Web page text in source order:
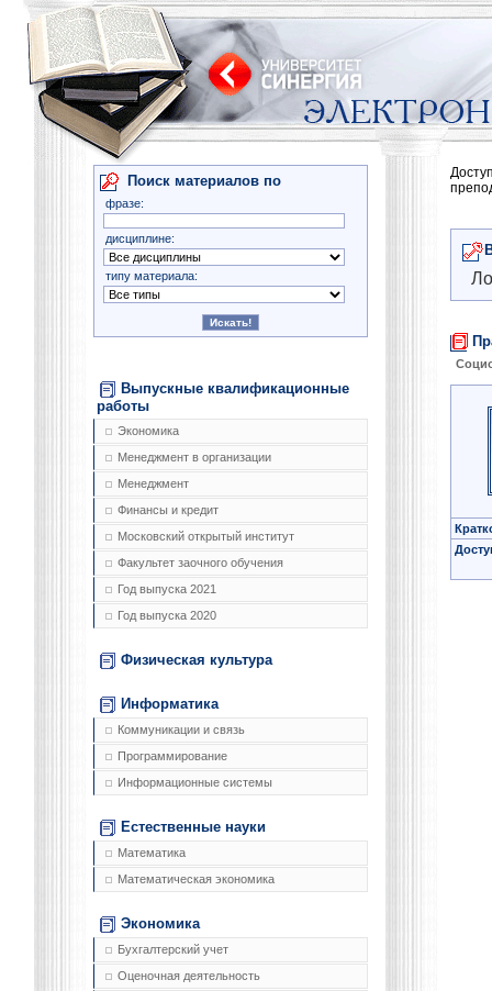
Поиск материалов по
фразе:
дисциплине:
типу материала:
Выпускные квалификационные
работы
Экономика
Менеджмент в организации
Менеджмент
Финансы и кредит
Московский открытый институт
Факультет заочного обучения
Год выпуска 2021
Год выпуска 2020
Физическая культура
Информатика
Коммуникации и связь
Программирование
Информационные системы
Естественные науки
Математика
Математическая экономика
Экономика
Бухгалтерский учет
Оценочная деятельность